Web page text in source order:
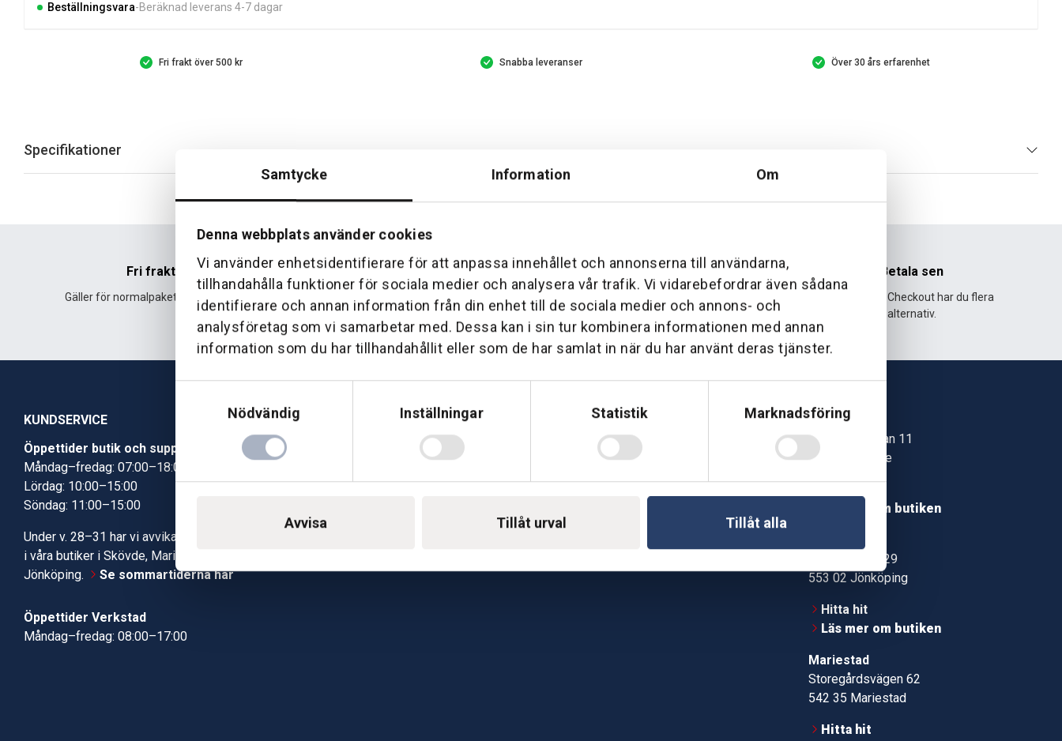
Samtycke Information Om
Denna webbplats använder cookies
Vi använder enhetsidentifierare för att anpassa innehållet och annonserna till användarna,
tillhandahålla funktioner för sociala medier och analysera vår trafik. Vi vidarebefordrar även sådana
identifierare och annan information från din enhet till de sociala medier och annons- och
analysföretag som vi samarbetar med. Dessa kan i sin tur kombinera informationen med annan
information som du har tillhandahållit eller som de har samlat in när du har använt deras tjänster.
Nödvändig
Inställningar Statistik Marknadsföring
Avvisa Tillåt urval Tillåt alla
Beställningsvara Beräknad leverans 4-7 dagar
Fri frakt över 500 kr Snabba leveranser Över 30 års erfarenhet
Specifikationer
Fri frakt
Gäller för normalpaket över 500 kr.
Hemleverans
Leverans fram till din dörr. Oavsett storlek.
Över 30 års erfarenhet
Företaget startade 1 januari 1995 och har
sedan dess haft en god tillväxt.
Betala sen
Med Klarna Checkout har du flera
alternativ.
KUNDSERVICE
Öppettider butik och support
Måndag–fredag: 07:00–18:00
Lördag: 10:00–15:00
Söndag: 11:00–15:00
Under v. 28–31 har vi avvikande öppettider
i våra butiker i Skövde, Mariestad och
Jönköping.
Se sommartiderna här
Öppettider Verkstad
Måndag–fredag: 08:00–17:00
Butik Skövde
Kundcenter
Boka tid i verkstad
Telefon: 0500-414 130
E-mail: support@soderstroms.nu
Gå till vår företagssupport
Skövde
Jonstorpsgatan 11
549 37 Skövde
Läs mer om butiken
Kämpevägen 29
553 02 Jönköping
Hitta hit
Läs mer om butiken
Mariestad
Storegårdsvägen 62
542 35 Mariestad
Hitta hit